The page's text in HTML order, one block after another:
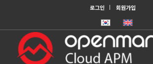
로그인 회원가입